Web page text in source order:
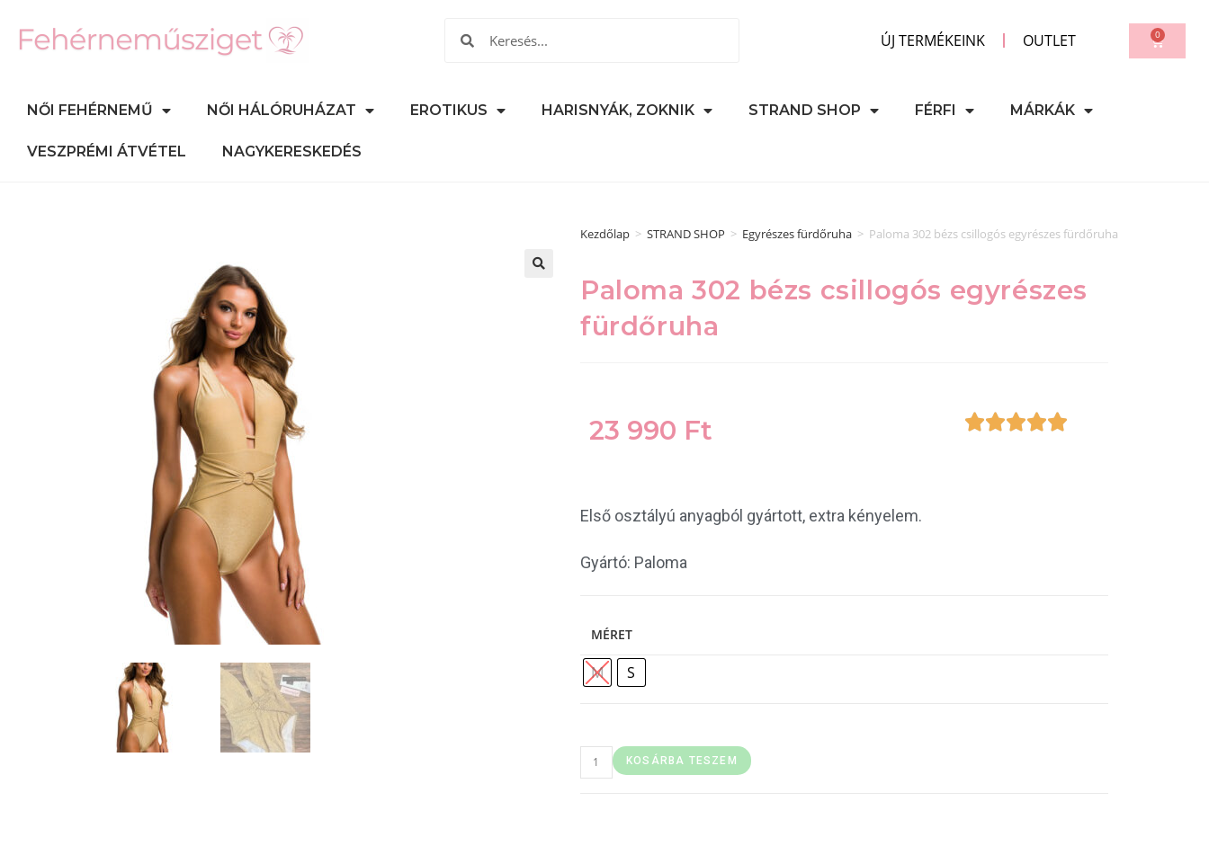
ÚJ TERMÉKEINK OUTLET 0
NŐI FEHÉRNEMŰ NŐI HÁLÓRUHÁZAT EROTIKUS HARISNYÁK, ZOKNIK STRAND SHOP FÉRFI MÁRKÁK
VESZPRÉMI ÁTVÉTEL NAGYKERESKEDÉS
Kezdőlap > STRAND SHOP > Egyrészes fürdőruha > Paloma 302 bézs csillogós egyrészes fürdőruha
Paloma 302 bézs csillogós egyrészes
fürdőruha
23 990 Ft 
Első osztályú anyagból gyártott, extra kényelem.
Gyártó: Paloma
MÉRET
M S
KOSÁRBA TESZEM